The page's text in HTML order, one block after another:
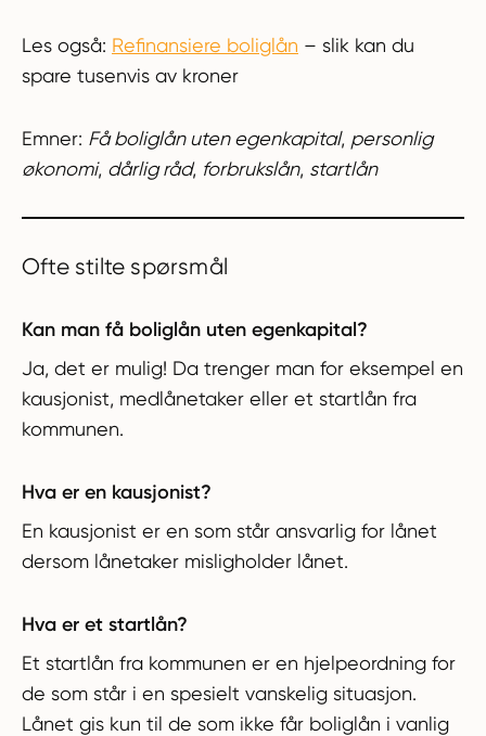
Les også: Refinansiere boliglån – slik kan du
spare tusenvis av kroner
Emner: Få boliglån uten egenkapital, personlig
økonomi, dårlig råd, forbrukslån, startlån
Ofte stilte spørsmål
Kan man få boliglån uten egenkapital?
Ja, det er mulig! Da trenger man for eksempel en
kausjonist, medlånetaker eller et startlån fra
kommunen.
Hva er en kausjonist?
En kausjonist er en som står ansvarlig for lånet
dersom lånetaker misligholder lånet.
Hva er et startlån?
Et startlån fra kommunen er en hjelpeordning for
de som står i en spesielt vanskelig situasjon.
Lånet gis kun til de som ikke får boliglån i vanlig